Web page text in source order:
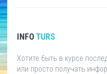
INFO TURS
Хотите быть в курсе
или просто получать